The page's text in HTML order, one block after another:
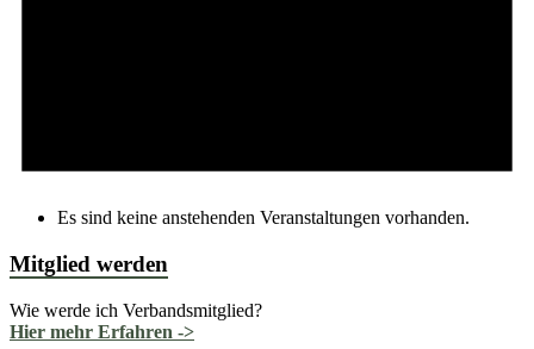
Es sind keine anstehenden Veranstaltungen vorhanden.
Mitglied werden
Wie werde ich Verbandsmitglied?
Hier mehr Erfahren ->